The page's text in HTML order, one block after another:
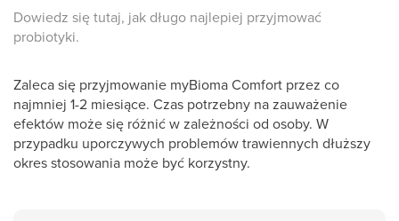
Dowiedz się tutaj, jak długo najlepiej przyjmować
probiotyki.
Zaleca się przyjmowanie myBioma Comfort przez co
najmniej 1-2 miesiące. Czas potrzebny na zauważenie
efektów może się różnić w zależności od osoby. W
przypadku uporczywych problemów trawiennych dłuższy
okres stosowania może być korzystny.